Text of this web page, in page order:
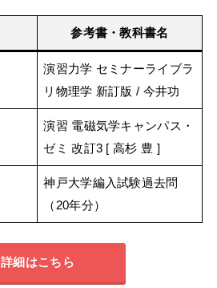
参考書・教科書名
演習力学 セミナーライブラ
リ物理学 新訂版 / 今井功
演習 電磁気学キャンパス・
ゼミ 改訂3 [ 高杉 豊 ]
神戸大学編入試験過去問
（20年分）
詳細はこちら